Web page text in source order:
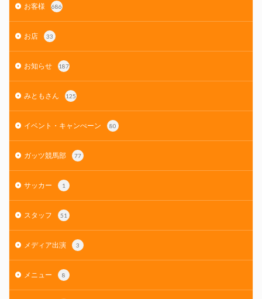
お客様 686
お店 33
お知らせ 187
みともさん 125
イベント・キャンぺーン 80
ガッツ競馬部 77
サッカー 1
スタッフ 51
メディア出演 3
メニュー 8